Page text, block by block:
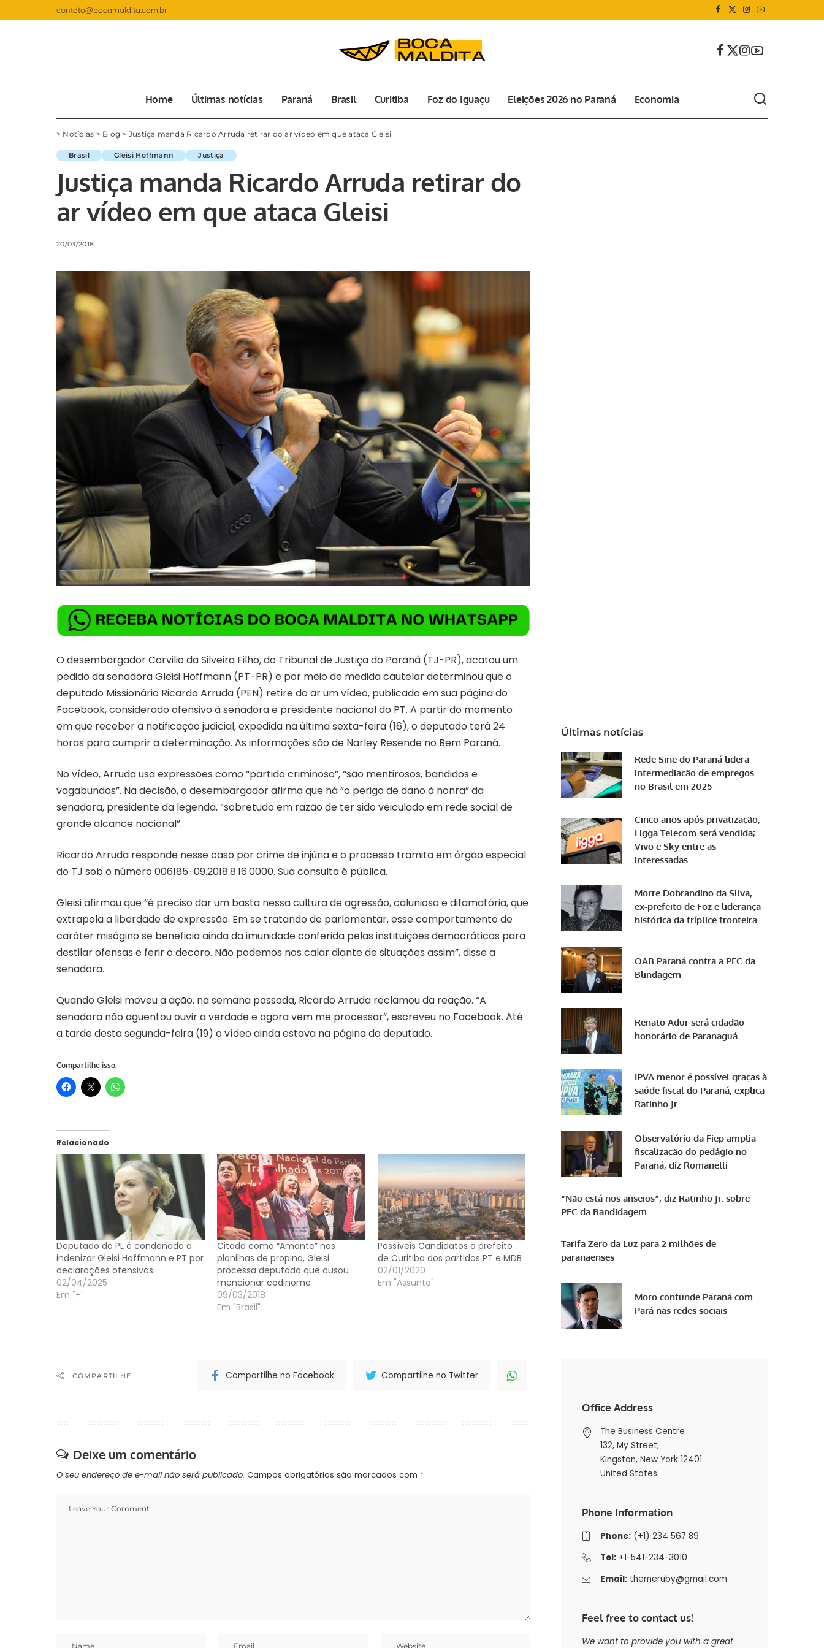
contato@bocamaldita.com.br
Home Últimas notícias Paraná Brasil Curitiba Foz do Iguaçu Eleições 2026 no Paraná Economia
> Notícias > Blog > Justiça manda Ricardo Arruda retirar do ar vídeo em que ataca Gleisi
Brasil Gleisi Hoffmann Justiça
Justiça manda Ricardo Arruda retirar do
ar vídeo em que ataca Gleisi
20/03/2018
O desembargador Carvilio da Silveira Filho, do Tribunal de Justiça do Paraná (TJ-PR), acatou um
pedido da senadora Gleisi Hoffmann (PT-PR) e por meio de medida cautelar determinou que o
deputado Missionário Ricardo Arruda (PEN) retire do ar um vídeo, publicado em sua página do
Facebook, considerado ofensivo à senadora e presidente nacional do PT. A partir do momento
em que receber a notificação judicial, expedida na última sexta-feira (16), o deputado terá 24
horas para cumprir a determinação. As informações são de Narley Resende no Bem Paraná.
No vídeo, Arruda usa expressões como “partido criminoso”, “são mentirosos, bandidos e
vagabundos”. Na decisão, o desembargador afirma que há “o perigo de dano à honra” da
senadora, presidente da legenda, “sobretudo em razão de ter sido veiculado em rede social de
grande alcance nacional”.
Ricardo Arruda responde nesse caso por crime de injúria e o processo tramita em órgão especial
do TJ sob o número 006185-09.2018.8.16.0000. Sua consulta é pública.
Gleisi afirmou que “é preciso dar um basta nessa cultura de agressão, caluniosa e difamatória, que
extrapola a liberdade de expressão. Em se tratando de parlamentar, esse comportamento de
caráter misógino se beneficia ainda da imunidade conferida pelas instituições democráticas para
destilar ofensas e ferir o decoro. Não podemos nos calar diante de situações assim”, disse a
senadora.
Quando Gleisi moveu a ação, na semana passada, Ricardo Arruda reclamou da reação. “A
senadora não aguentou ouvir a verdade e agora vem me processar”, escreveu no Facebook. Até
a tarde desta segunda-feira (19) o vídeo ainda estava na página do deputado.
Compartilhe isso:
Relacionado
Deputado do PL é condenado a
indenizar Gleisi Hoffmann e PT por
declarações ofensivas
02/04/2025
Em "+"
Citada como “Amante” nas
planilhas de propina, Gleisi
processa deputado que ousou
mencionar codinome
09/03/2018
Em "Brasil"
Possíveis Candidatos a prefeito
de Curitiba dos partidos PT e MDB
02/01/2020
Em "Assunto"
COMPARTILHE Compartilhe no Facebook Compartilhe no Twitter
Deixe um comentário
O seu endereço de e-mail não será publicado. Campos obrigatórios são marcados com *
Últimas notícias
Rede Sine do Paraná lidera
intermediação de empregos
no Brasil em 2025
Cinco anos após privatização,
Ligga Telecom será vendida;
Vivo e Sky entre as
interessadas
Morre Dobrandino da Silva,
ex-prefeito de Foz e liderança
histórica da tríplice fronteira
OAB Paraná contra a PEC da
Blindagem
Renato Adur será cidadão
honorário de Paranaguá
IPVA menor é possível graças à
saúde fiscal do Paraná, explica
Ratinho Jr
Observatório da Fiep amplia
fiscalização do pedágio no
Paraná, diz Romanelli
“Não está nos anseios”, diz Ratinho Jr. sobre
PEC da Bandidagem
Tarifa Zero da Luz para 2 milhões de
paranaenses
Moro confunde Paraná com
Pará nas redes sociais
Office Address
The Business Centre
132, My Street,
Kingston, New York 12401
United States
Phone Information
Phone:(+1) 234 567 89
Tel:+1-541-234-3010
Email: themeruby@gmail.com
Feel free to contact us!
We want to provide you with a great